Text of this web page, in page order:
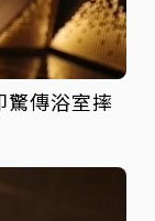
傳浴室摔